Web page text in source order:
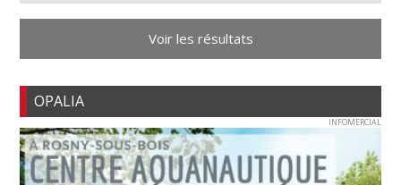
Voir les résultats
OPALIA
INFOMERCIAL